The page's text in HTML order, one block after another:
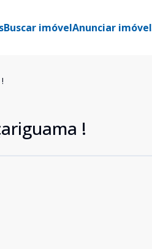
Buscar imóvelAnunciar imóvel
!